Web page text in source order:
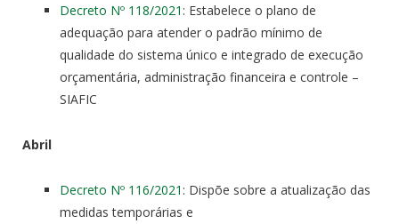
Decreto Nº 118/2021 : Estabelece o plano de
adequação para atender o padrão mínimo de
qualidade do sistema único e integrado de execução
orçamentária, administração financeira e controle –
SIAFIC
Abril
Decreto Nº 116/2021 : Dispõe sobre a atualização das
medidas temporárias e